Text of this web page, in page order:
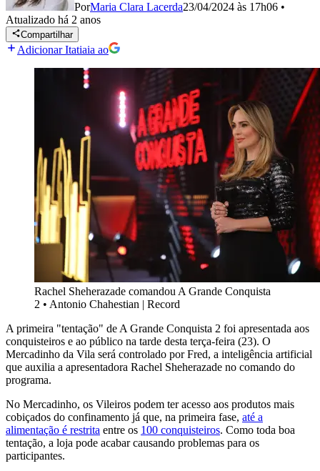
PorMaria Clara Lacerda23/04/2024 às 17h06 •
Atualizado há 2 anos
Compartilhar
Adicionar Itatiaia ao
Rachel Sheherazade comandou A Grande Conquista
2 • Antonio Chahestian | Record
A primeira "tentação" de A Grande Conquista 2 foi apresentada aos
conquisteiros e ao público na tarde desta terça-feira (23). O
Mercadinho da Vila será controlado por Fred, a inteligência artificial
que auxilia a apresentadora Rachel Sheherazade no comando do
programa.
No Mercadinho, os Vileiros podem ter acesso aos produtos mais
cobiçados do confinamento já que, na primeira fase, até a
alimentação é restrita entre os 100 conquisteiros. Como toda boa
tentação, a loja pode acabar causando problemas para os
participantes.